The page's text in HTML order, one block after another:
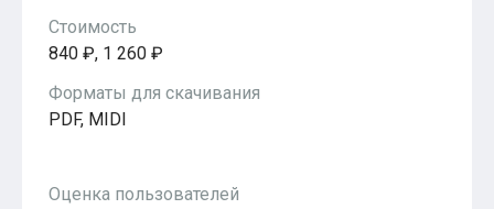
Стоимость
840 ₽, 1 260 ₽
Форматы для скачивания
PDF, MIDI
Оценка пользователей